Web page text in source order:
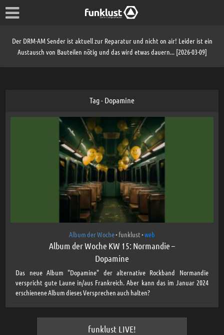
Der DRM-AM Sender ist aktuell zur Reparatur und nicht on air! Leider ist ein
Austausch von Bauteilen nötig und das wird etwas dauern... [2026-03-09]
Tag - Dopamine
Album der Woche•funklust•web
Album der Woche KW 15: Normandie –
Dopamine
Das neue Album "Dopamine" der alternative Rockband Normandie
verspricht gute Laune in/aus Frankreich. Aber kann das im Januar 2024
erschienene Album dieses Versprechen auch halten?
funklust LIVE!